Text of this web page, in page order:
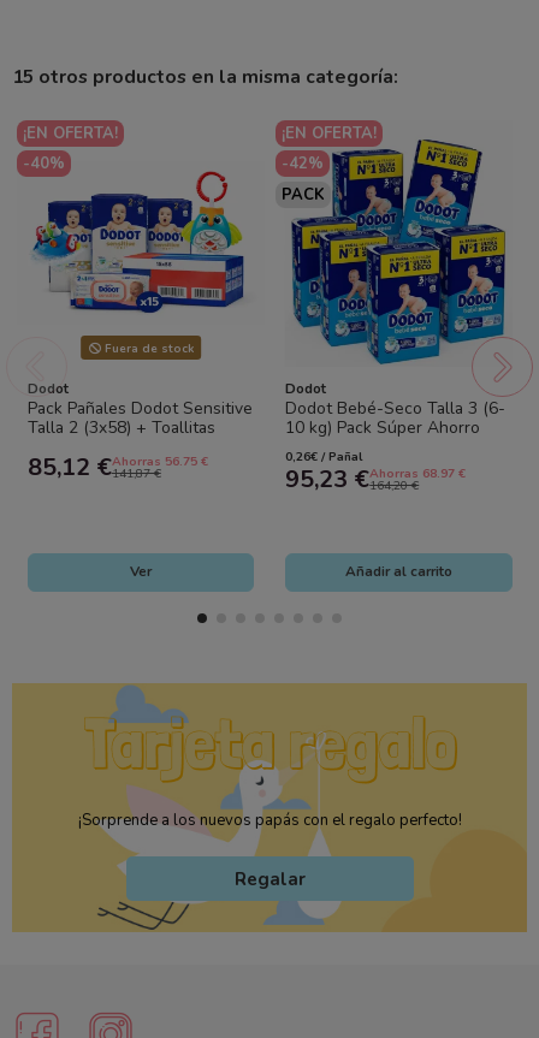
15 otros productos en la misma categoría:
¡EN OFERTA!
-40%
Fuera de stock
Dodot
Pack Pañales Dodot Sensitive
Talla 2 (3x58) + Toallitas
Ahorro
85,12 €Ahorras 56.75 €
141,87 €
Ver
¡EN OFERTA!
-42%
PACK
Dodot
Dodot Bebé-Seco Talla 3 (6-
10 kg) Pack Súper Ahorro
372 Pañales (6x62) –
Máxima...
0,26€ / Pañal
95,23 €Ahorras 68.97 €
164,20 €
Añadir al carrito
¡Sorprende a los nuevos papás con el regalo perfecto!
Regalar